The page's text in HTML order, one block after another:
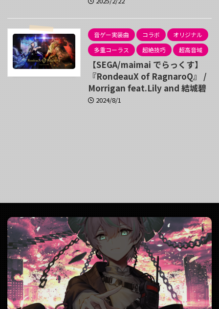
音ゲー実装曲 コラボ
オリジナル
多重コーラス
超絶技巧 超高音域
【SEGA/maimai でらっくす】
『RondeauX of RagnaroQ』 /
Morrigan feat.Lily and 結城碧
2024/8/1